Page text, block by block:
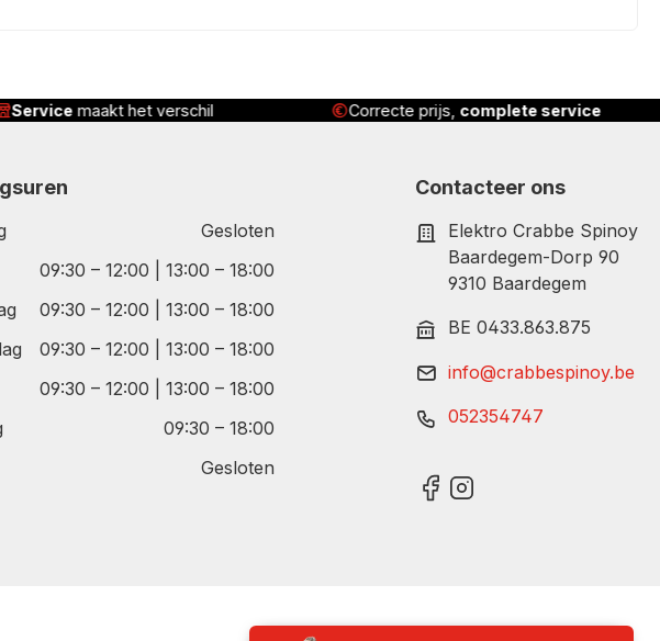
Service maakt het verschil Correcte prijs, complete service
Gesloten
09:30 – 12:00 | 13:00 – 18:00
09:30 – 12:00 | 13:00 – 18:00
09:30 – 12:00 | 13:00 – 18:00
09:30 – 12:00 | 13:00 – 18:00
09:30 – 18:00
Gesloten
Contacteer ons
Elektro Crabbe Spinoy
Baardegem-Dorp 90
9310 Baardegem
BE 0433.863.875
info@crabbespinoy.be
052354747